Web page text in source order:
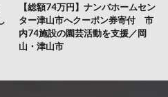
【総額74万円】ナンバホームセン
ター津山市へクーポン券寄付 市
内74施設の園芸活動を支援／岡
山・津山市